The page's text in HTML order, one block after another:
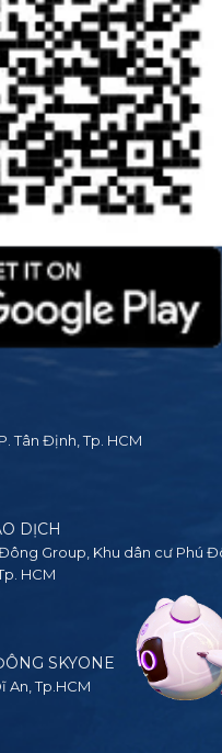
Tân Định, Tp. HCM
DỊCH
Group, Khu dân cư Phú
HCM
SKYONE
An, Tp.HCM